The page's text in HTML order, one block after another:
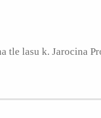
tle lasu k. Jarocina